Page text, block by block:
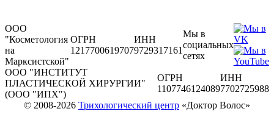
ООО
"Косметология
на
Марксистской"
ОГРН
1217700619707
ИНН
9729317161
Мы в
социальных
сетях
ООО "ИНСТИТУТ
ПЛАСТИЧЕСКОЙ ХИРУРГИИ"
(ООО "ИПХ")
ОГРН
1107746124089
ИНН
7702725988
© 2008-2026 Трихологический центр «Доктор Волос»